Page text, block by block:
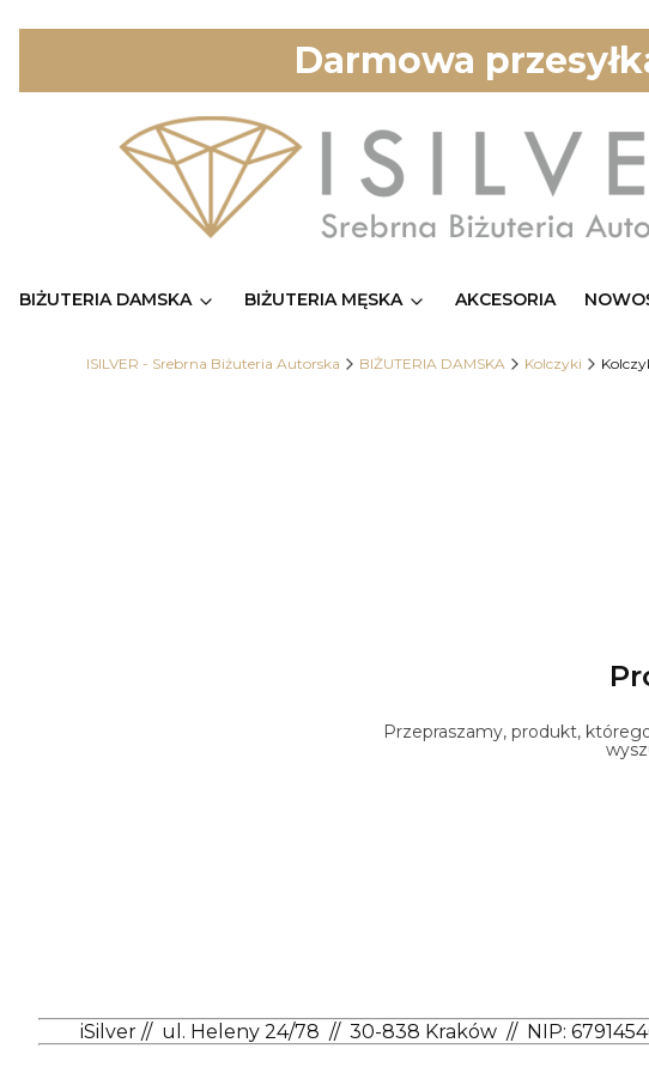
Darmowa
BIŻUTERIA DAMSKA BIŻUTERIA MĘSKA AKCESORIA
ISILVER - Srebrna Biżuteria Autorska BIŻUTERIA DAMSKA Kolczyki
Przepraszamy, produkt,
iSilver// ul. Heleny 24/78 // 30-838 Kraków// NIP: